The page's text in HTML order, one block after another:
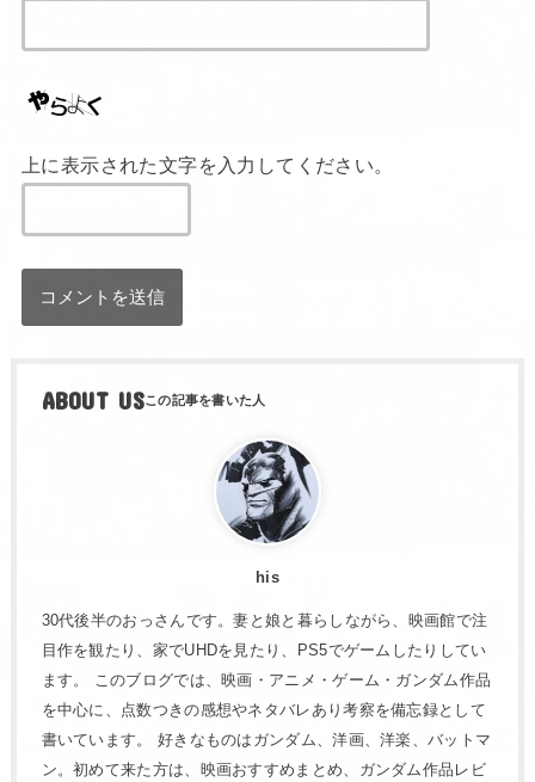
上に表示された文字を入力してください。
ABOUT US
his
30代後半のおっさんです。妻と娘と暮らしながら、映画館で注
目作を観たり、家でUHDを見たり、PS5でゲームしたりしてい
ます。 このブログでは、映画・アニメ・ゲーム・ガンダム作品
を中心に、点数つきの感想やネタバレあり考察を備忘録として
書いています。 好きなものはガンダム、洋画、洋楽、バットマ
ン。初めて来た方は、映画おすすめまとめ、ガンダム作品レビ